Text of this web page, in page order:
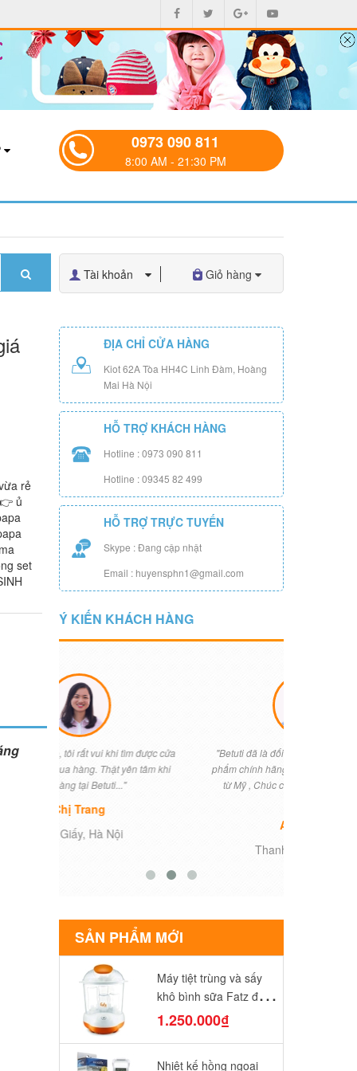
0973 090 811
8:00 AM - 21:30 PM
Tài khoản Giỏ hàng
rẻ
ủ
set
ĐỊA CHỈ CỬA HÀNG
Kiot 62A Tòa HH4C Linh Đàm, Hoàng
Mai Hà Nội
HỖ TRỢ KHÁCH HÀNG
Hotline : 0973 090 811
Hotline : 09345 82 499
HỖ TRỢ TRỰC TUYẾN
Skype : Đang cập nhật
Email : huyensphn1@gmail.com
Ý KIẾN KHÁCH HÀNG
cửa
"Betuti đã là đối tác hợp tác cung cấp sản
phẩm chính hãng của chúng tôi nhập khẩu
từ Mỹ , Chúc công ty sẽ ngày một phát
SẢN PHẨM MỚI
Máy tiệt trùng và sấy
khô bình sữa Fatz điện
tử FB4906SL
1.250.000₫
Nhiệt kế hồng ngoại